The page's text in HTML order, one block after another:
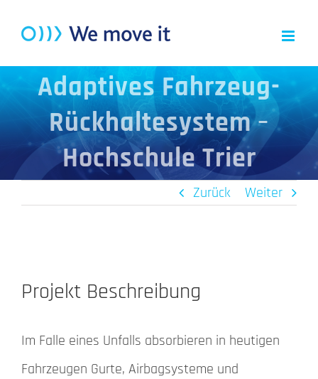
Inhalt
springenAdaptives Fahrzeug-
Rückhaltesystem –
Hochschule Trier
Zurück Weiter
Projekt Beschreibung
Im Falle eines Unfalls absorbieren in heutigen
Fahrzeugen Gurte, Airbagsysteme und